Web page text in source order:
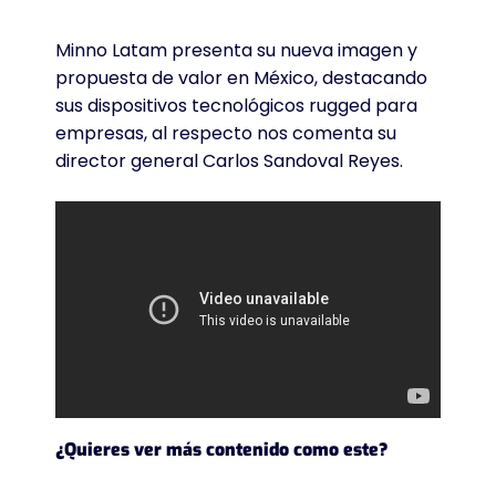
Minno Latam presenta su nueva imagen y
propuesta de valor en México, destacando
sus dispositivos tecnológicos rugged para
empresas, al respecto nos comenta su
director general Carlos Sandoval Reyes.
¿Quieres ver más contenido como este?